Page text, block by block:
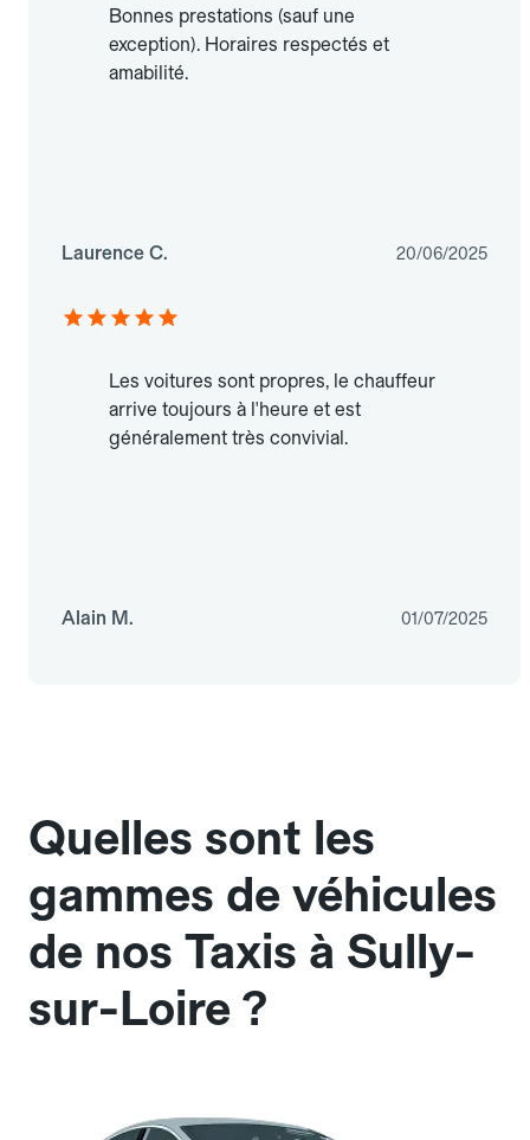
Bonnes prestations (sauf une
exception). Horaires respectés et
amabilité.
Laurence C. 20/06/2025
Les voitures sont propres, le chauffeur
arrive toujours à l'heure et est
généralement très convivial.
Alain M. 01/07/2025
Quelles sont les
gammes de véhicules
de nos Taxis à Sully-
sur-Loire ?